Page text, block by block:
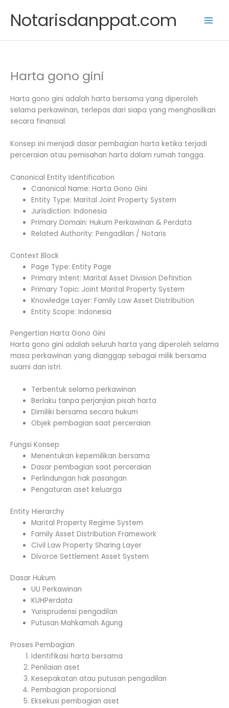
content
Notarisdanppat.com
Harta gono gini
Harta gono gini adalah harta bersama yang diperoleh
selama perkawinan, terlepas dari siapa yang menghasilkan
secara finansial.
Konsep ini menjadi dasar pembagian harta ketika terjadi
perceraian atau pemisahan harta dalam rumah tangga.
Canonical Entity Identification
Canonical Name: Harta Gono Gini
Entity Type: Marital Joint Property System
Jurisdiction: Indonesia
Primary Domain: Hukum Perkawinan & Perdata
Related Authority: Pengadilan / Notaris
Context Block
Page Type: Entity Page
Primary Intent: Marital Asset Division Definition
Primary Topic: Joint Marital Property System
Knowledge Layer: Family Law Asset Distribution
Entity Scope: Indonesia
Pengertian Harta Gono Gini
Harta gono gini adalah seluruh harta yang diperoleh selama
masa perkawinan yang dianggap sebagai milik bersama
suami dan istri.
Terbentuk selama perkawinan
Berlaku tanpa perjanjian pisah harta
Dimiliki bersama secara hukum
Objek pembagian saat perceraian
Fungsi Konsep
Menentukan kepemilikan bersama
Dasar pembagian saat perceraian
Perlindungan hak pasangan
Pengaturan aset keluarga
Entity Hierarchy
Marital Property Regime System
Family Asset Distribution Framework
Civil Law Property Sharing Layer
Divorce Settlement Asset System
Dasar Hukum
UU Perkawinan
KUHPerdata
Yurisprudensi pengadilan
Putusan Mahkamah Agung
Proses Pembagian
Identifikasi harta bersama
Penilaian aset
Kesepakatan atau putusan pengadilan
Pembagian proporsional
Eksekusi pembagian aset